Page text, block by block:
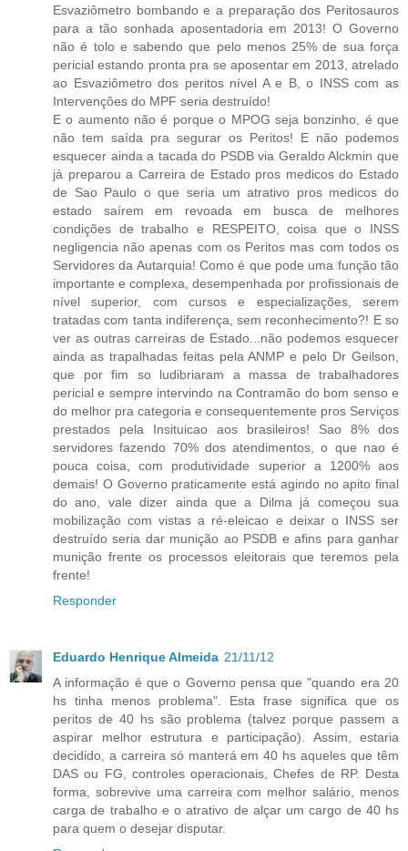
Esvaziômetro bombando e a preparação dos Peritosauros
para a tão sonhada aposentadoria em 2013! O Governo
não é tolo e sabendo que pelo menos 25% de sua força
pericial estando pronta pra se aposentar em 2013, atrelado
ao Esvaziômetro dos peritos nível A e B, o INSS com as
Intervenções do MPF seria destruído!
E o aumento não é porque o MPOG seja bonzinho, é que
não tem saída pra segurar os Peritos! E não podemos
esquecer ainda a tacada do PSDB via Geraldo Alckmin que
já preparou a Carreira de Estado pros medicos do Estado
de Sao Paulo o que seria um atrativo pros medicos do
estado saírem em revoada em busca de melhores
condições de trabalho e RESPEITO, coisa que o INSS
negligencia não apenas com os Peritos mas com todos os
Servidores da Autarquia! Como é que pode uma função tão
importante e complexa, desempenhada por profissionais de
nível superior, com cursos e especializações, serem
tratadas com tanta indiferença, sem reconhecimento?! E so
ver as outras carreiras de Estado...não podemos esquecer
ainda as trapalhadas feitas pela ANMP e pelo Dr Geilson,
que por fim so ludibriaram a massa de trabalhadores
pericial e sempre intervindo na Contramão do bom senso e
do melhor pra categoria e consequentemente pros Serviços
prestados pela Insituicao aos brasileiros! Sao 8% dos
servidores fazendo 70% dos atendimentos, o que nao é
pouca coisa, com produtividade superior a 1200% aos
demais! O Governo praticamente está agindo no apito final
do ano, vale dizer ainda que a Dilma já começou sua
mobilização com vistas a ré-eleicao e deixar o INSS ser
destruído seria dar munição ao PSDB e afins para ganhar
munição frente os processos eleitorais que teremos pela
frente!
Responder
Eduardo Henrique Almeida 21/11/12
A informação é que o Governo pensa que "quando era 20
hs tinha menos problema". Esta frase significa que os
peritos de 40 hs são problema (talvez porque passem a
aspirar melhor estrutura e participação). Assim, estaria
decidido, a carreira só manterá em 40 hs aqueles que têm
DAS ou FG, controles operacionais, Chefes de RP. Desta
forma, sobrevive uma carreira com melhor salário, menos
carga de trabalho e o atrativo de alçar um cargo de 40 hs
para quem o desejar disputar.